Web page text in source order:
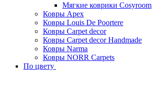
Мягкие коврики Cosyroom
Ковры Apex
Ковры Louis De Poortere
Ковры Carpet decor
Ковры Carpet decor Handmade
Ковры Narma
Ковры NORR Carpets
По цвету